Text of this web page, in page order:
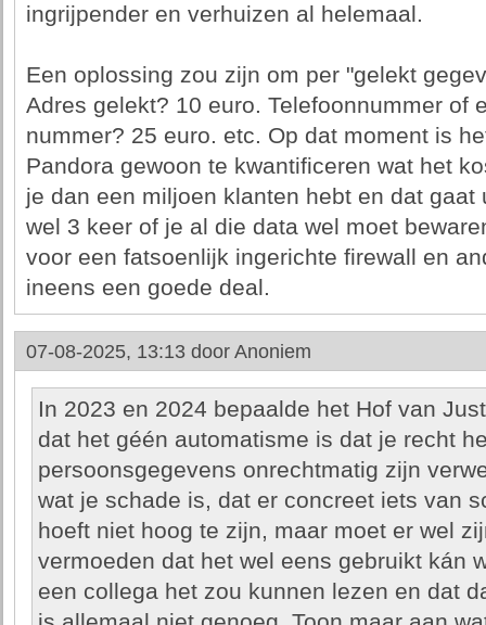
ingrijpender en verhuizen al helemaal.
Een oplossing zou zijn om per "gelekt
Adres gelekt? 10 euro. Telefoonnummer of
nummer? 25 euro. etc. Op dat moment is
Pandora gewoon te kwantificeren wat het
je dan een miljoen klanten hebt en dat
wel 3 keer of je al die data wel moet
voor een fatsoenlijk ingerichte firewall en
ineens een goede deal.
07-08-2025, 13:13 door Anoniem
In 2023 en 2024 bepaalde het Hof van
dat het géén automatisme is dat je recht
persoonsgegevens onrechtmatig zijn
wat je schade is, dat er concreet iets van
hoeft niet hoog te zijn, maar moet er wel
vermoeden dat het wel eens gebruikt kán
een collega het zou kunnen lezen en dat